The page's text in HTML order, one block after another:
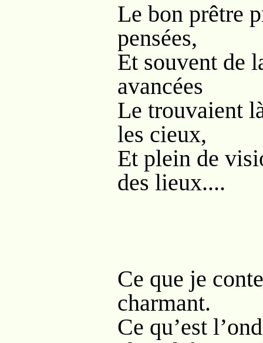
Le bon prêtre
pensées,
Et souvent de
avancées
Le trouvaient
les cieux,
Et plein de
des lieux....
Ce que je
charmant.
Ce qu’est